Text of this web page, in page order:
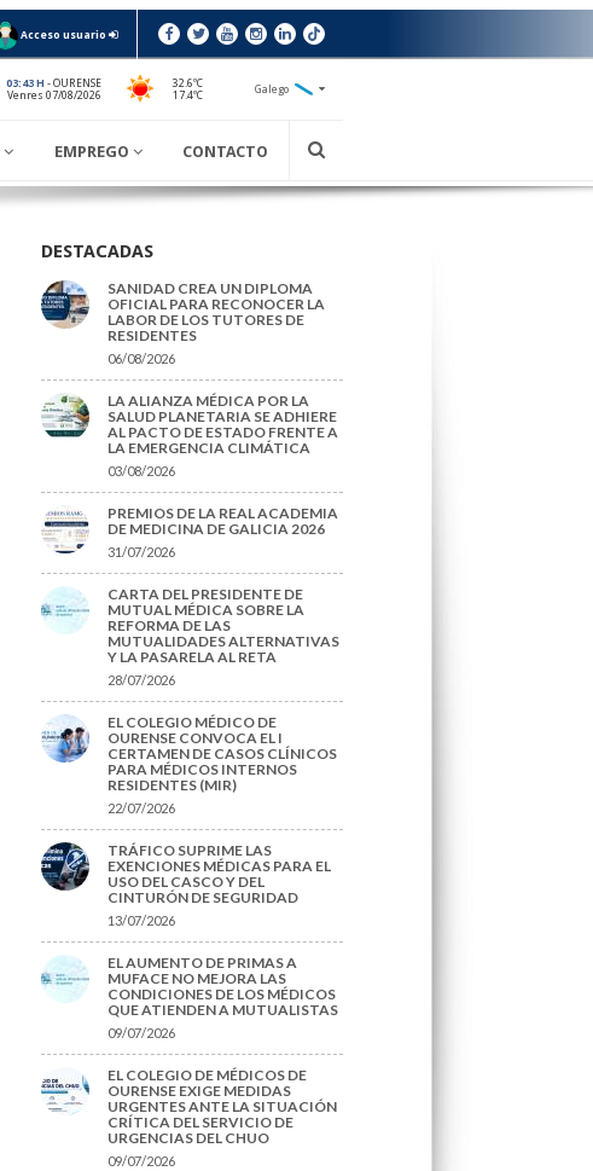
Acceso usuario
03:43 H - OURENSE
Venres 07/08/2026
32.6ºC
17.4ºC
Galego
EMPREGO CONTACTO
DESTACADAS
SANIDAD CREA UN DIPLOMA
OFICIAL PARA RECONOCER LA
LABOR DE LOS TUTORES DE
RESIDENTES
06/08/2026
LA ALIANZA MÉDICA POR LA
SALUD PLANETARIA SE ADHIERE
AL PACTO DE ESTADO FRENTE A
LA EMERGENCIA CLIMÁTICA
03/08/2026
PREMIOS DE LA REAL ACADEMIA
DE MEDICINA DE GALICIA 2026
31/07/2026
CARTA DEL PRESIDENTE DE
MUTUAL MÉDICA SOBRE LA
REFORMA DE LAS
MUTUALIDADES ALTERNATIVAS
Y LA PASARELA AL RETA
28/07/2026
EL COLEGIO MÉDICO DE
OURENSE CONVOCA EL I
CERTAMEN DE CASOS CLÍNICOS
PARA MÉDICOS INTERNOS
RESIDENTES (MIR)
22/07/2026
TRÁFICO SUPRIME LAS
EXENCIONES MÉDICAS PARA EL
USO DEL CASCO Y DEL
CINTURÓN DE SEGURIDAD
13/07/2026
EL AUMENTO DE PRIMAS A
MUFACE NO MEJORA LAS
CONDICIONES DE LOS MÉDICOS
QUE ATIENDEN A MUTUALISTAS
09/07/2026
EL COLEGIO DE MÉDICOS DE
OURENSE EXIGE MEDIDAS
URGENTES ANTE LA SITUACIÓN
CRÍTICA DEL SERVICIO DE
URGENCIAS DEL CHUO
09/07/2026